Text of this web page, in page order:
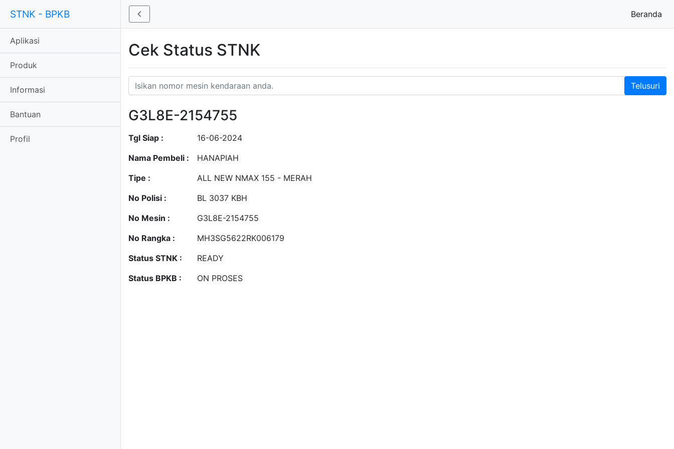
STNK - BPKB
Aplikasi
Produk
Informasi
Bantuan
Profil
Beranda
Cek Status STNK
G3L8E-2154755
Tgl Siap :
16-06-2024
Nama Pembeli :
HANAPIAH
Tipe :
ALL NEW NMAX 155 - MERAH
No Polisi :
BL 3037 KBH
No Mesin :
G3L8E-2154755
No Rangka :
MH3SG5622RK006179
Status STNK :
READY
Status BPKB :
ON PROSES